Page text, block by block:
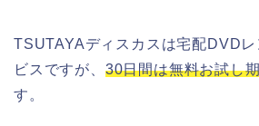
TSUTAYAディスカスは宅配DVD
ビスですが、 30日間は無料お試し
す。